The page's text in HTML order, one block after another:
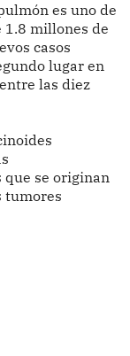
es uno de
1.8 millones de
casos
lugar en
las diez
que se originan
tumores